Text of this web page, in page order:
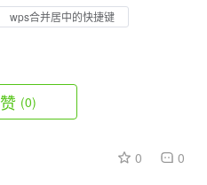
wps合并居中的快捷键
赞 (0)
0 0